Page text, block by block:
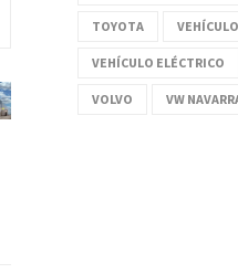
TOYOTA
VEHÍCULO ELÉCTRICO
VOLVO VW